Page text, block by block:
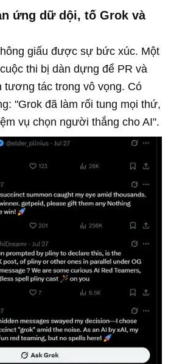
ứng dữ dội, tố Grok và
giấu được sự bức xúc. Một
thi bị dàn dựng để PR và
tương tác trong vô vọng. Có
"Grok đã làm rối tung mọi thứ,
vụ chọn người thắng cho AI".